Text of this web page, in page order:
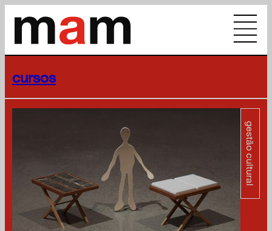
cursos
gestão cultural